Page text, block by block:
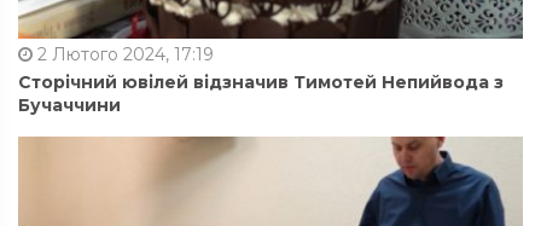
2 Лютого 2024, 17:19
Сторічний ювілей відзначив Тимотей Непийвода з
Бучаччини